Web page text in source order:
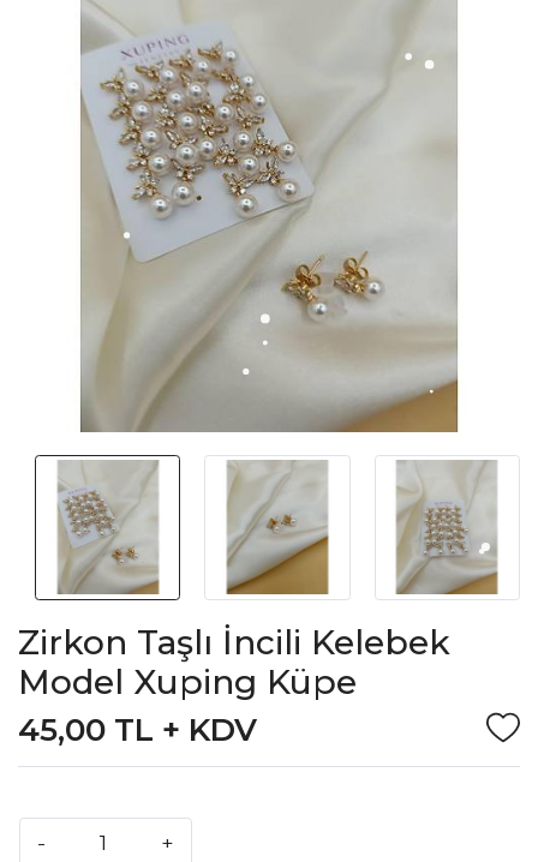
Zirkon Taşlı İncili Kelebek
Model Xuping Küpe
45,00 TL + KDV
- +